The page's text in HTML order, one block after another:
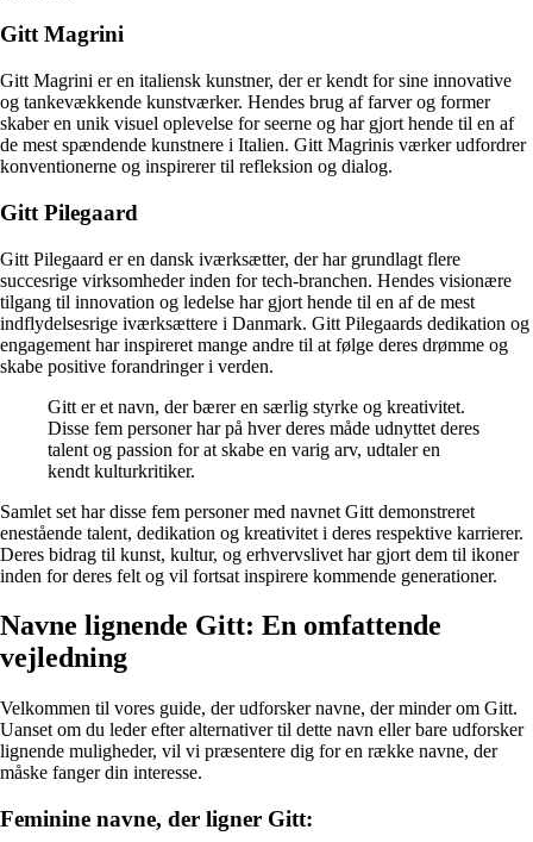
Gitt Magrini
Gitt Magrini er en italiensk kunstner, der er kendt for sine innovative
og tankevækkende kunstværker. Hendes brug af farver og former
skaber en unik visuel oplevelse for seerne og har gjort hende til en af
de mest spændende kunstnere i Italien. Gitt Magrinis værker udfordrer
konventionerne og inspirerer til refleksion og dialog.
Gitt Pilegaard
Gitt Pilegaard er en dansk iværksætter, der har grundlagt flere
succesrige virksomheder inden for tech-branchen. Hendes visionære
tilgang til innovation og ledelse har gjort hende til en af de mest
indflydelsesrige iværksættere i Danmark. Gitt Pilegaards dedikation og
engagement har inspireret mange andre til at følge deres drømme og
skabe positive forandringer i verden.
Gitt er et navn, der bærer en særlig styrke og kreativitet.
Disse fem personer har på hver deres måde udnyttet deres
talent og passion for at skabe en varig arv, udtaler en
kendt kulturkritiker.
Samlet set har disse fem personer med navnet Gitt demonstreret
enestående talent, dedikation og kreativitet i deres respektive karrierer.
Deres bidrag til kunst, kultur, og erhvervslivet har gjort dem til ikoner
inden for deres felt og vil fortsat inspirere kommende generationer.
Navne lignende Gitt: En omfattende
vejledning
Velkommen til vores guide, der udforsker navne, der minder om Gitt.
Uanset om du leder efter alternativer til dette navn eller bare udforsker
lignende muligheder, vil vi præsentere dig for en række navne, der
måske fanger din interesse.
Feminine navne, der ligner Gitt: